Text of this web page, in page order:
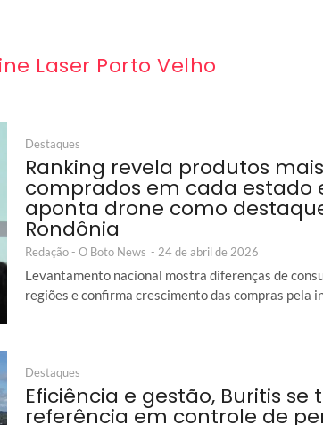
Laser Porto Velho
Destaques
Ranking revela produtos mais
comprados em cada estado
aponta drone como
Rondônia
Redação - O Boto News - 24 de abril de 2026
Levantamento nacional mostra diferenças de
regiões e confirma crescimento das compras pela
Destaques
Eficiência e gestão, Buritis se
referência em controle de